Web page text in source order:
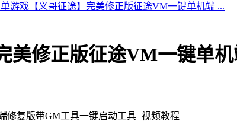
单游戏【义哥征途】完美修正版征途VM一键单机端 ...
美修正版征途VM一键单
修复版带GM工具一键启动工具+视频教程